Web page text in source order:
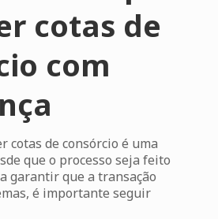
cotas de
com
cotas de consórcio é uma
que o processo seja feito
garantir que a transação
é importante seguir